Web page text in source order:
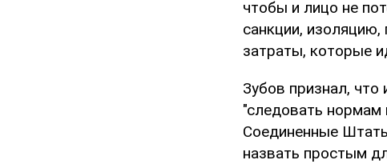
чтобы и лицо не
санкции,
затраты, которые
Зубов признал,
"следовать нормам
Соединенные
назвать простым